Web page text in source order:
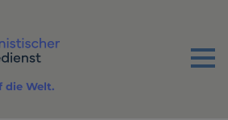
Menu
die Welt.